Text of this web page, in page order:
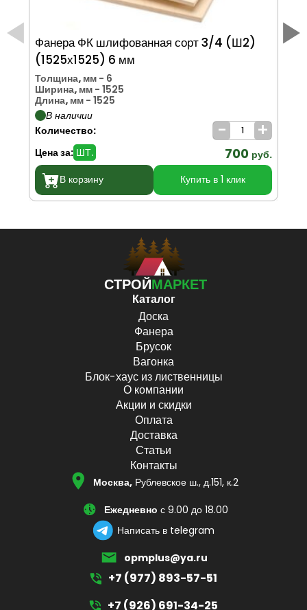
Фанера ФК шлифованная сорт 3/4 (Ш2)
(1525х1525) 6 мм
Толщина, мм - 6
Ширина, мм - 1525
Длина, мм - 1525
В наличии
Количество:
- +
Цена за: ШТ. 700 руб.
В корзину
Купить в 1 клик
СТРОЙМАРКЕТ
Каталог
Доска
Фанера
Брусок
Вагонка
Блок-хаус из лиственницы
О компании
Акции и скидки
Оплата
Доставка
Статьи
Контакты
Москва, Рублевское ш., д.151, к.2
Ежедневно с 9.00 до 18.00
Написать в telegram
opmplus@ya.ru
+7 (977) 893-57-51
+7 (926) 691-34-25